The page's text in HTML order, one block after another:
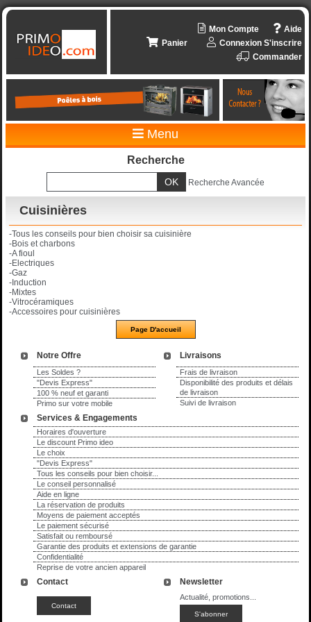
Aide
Mon Compte
Connexion S'inscrire
Panier
Commander
Menu
Notre Offre
Les Soldes ?
"Devis Express"
100 % neuf et garanti
Primo sur votre mobile
Livraisons
Frais de livraison
Disponibilité des produits et délais
de livraison
Suivi de livraison
Services & Engagements
Horaires d'ouverture
Le discount Primo ideo
Le choix
"Devis Express"
Tous les conseils pour bien choisir...
Le conseil personnalisé
Aide en ligne
La réservation de produits
Moyens de paiement acceptés
Le paiement sécurisé
Satisfait ou remboursé
Garantie des produits et extensions de garantie
Confidentialité
Reprise de votre ancien appareil
Recherche
Recherche Avancée
Contact Newsletter
Actualité, promotions...
Cuisinières
-Tous les conseils pour bien choisir sa cuisinière
-Bois et charbons
-A fioul
-Electriques
-Gaz
-Induction
-Mixtes
-Vitrocéramiques
-Accessoires pour cuisinières